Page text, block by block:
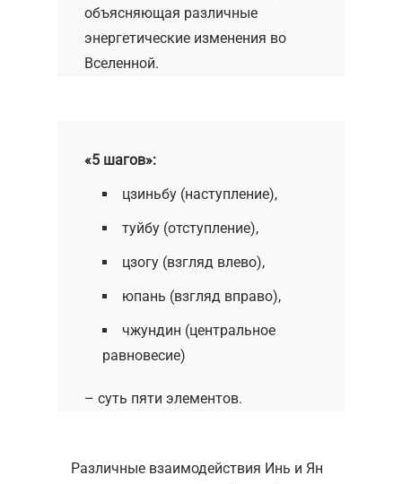
объясняющая различные
энергетические изменения во
Вселенной.
«5 шагов»:
цзиньбу (наступление),
туйбу (отступление),
цзогу (взгляд влево),
юпань (взгляд вправо),
чжундин (центральное
равновесие)
– суть пяти элементов.
Различные взаимодействия Инь и Ян